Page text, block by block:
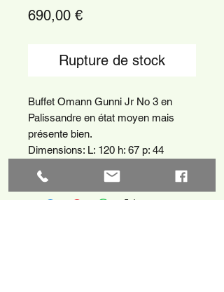
690,00 €Prix
Rupture de stock
Buffet Omann Gunni Jr No 3 en
Palissandre en état moyen mais
présente bien.
Dimensions: L: 120 h: 67 p: 44